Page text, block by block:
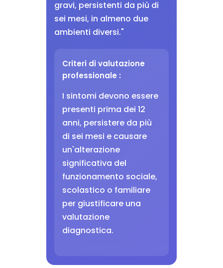
gravi, persistenti da più di
sei mesi, in almeno due
ambienti diversi."
Criteri di valutazione
professionale :
I sintomi devono essere
presenti prima dei 12
anni, persistere da più
di sei mesi e causare
un'alterazione
significativa del
funzionamento sociale,
scolastico o familiare
per giustificare una
valutazione
diagnostica.